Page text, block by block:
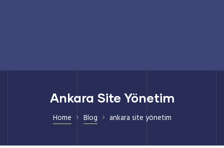
Ankara Site Yönetim
Home Blog ankara site yönetim